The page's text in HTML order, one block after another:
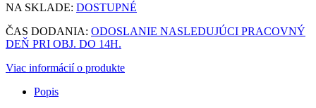
NA SKLADE: DOSTUPNÉ
ČAS DODANIA: ODOSLANIE NASLEDUJÚCI PRACOVNÝ
DEŇ PRI OBJ. DO 14H.
Viac informácií o produkte
Popis